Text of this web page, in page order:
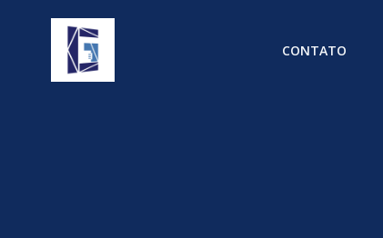
CONTATO